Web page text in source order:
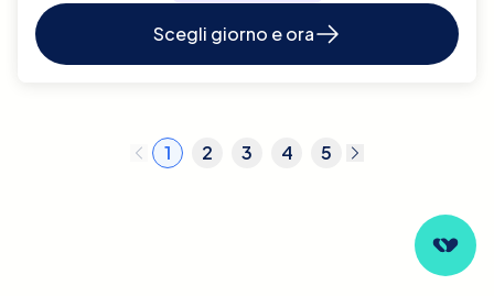
Scegli giorno e ora
1 2 3 4 5